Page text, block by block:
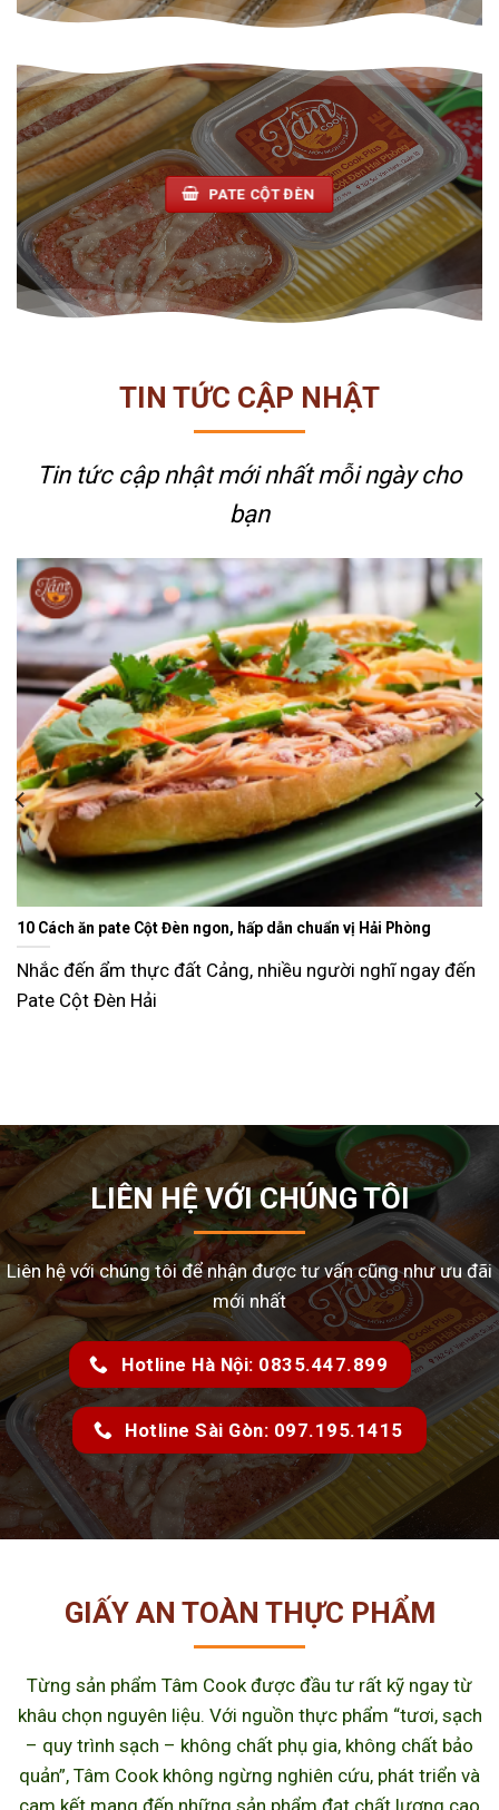
PATE CỘT ĐÈN
TIN TỨC CẬP NHẬT
Tin tức cập nhật mới nhấtmỗi ngày cho
bạn
Ăn gì ngày Tết sao cho đỡ ngán và lạ miệng? Gợi ý 15 món
Tết Nguyên Đán là dịp sum vầy, nhưng cũng là thời
LIÊN HỆ VỚI CHÚNG TÔI
Liên hệ với chúng tôi để nhận được tư vấn cũng như ưu đãi
mới nhất
Hotline Hà Nội: 0835.447.899
Hotline Sài Gòn: 097.195.1415
GIẤY AN TOÀN THỰC PHẨM
Từng sản phẩm Tâm Cook được đầu tư rất kỹ ngay từ
khâu chọn nguyên liệu. Với nguồn thực phẩm “tươi, sạch
– quy trình sạch – không chất phụ gia, không chất bảo
quản”, Tâm Cook không ngừng nghiên cứu, phát triển và